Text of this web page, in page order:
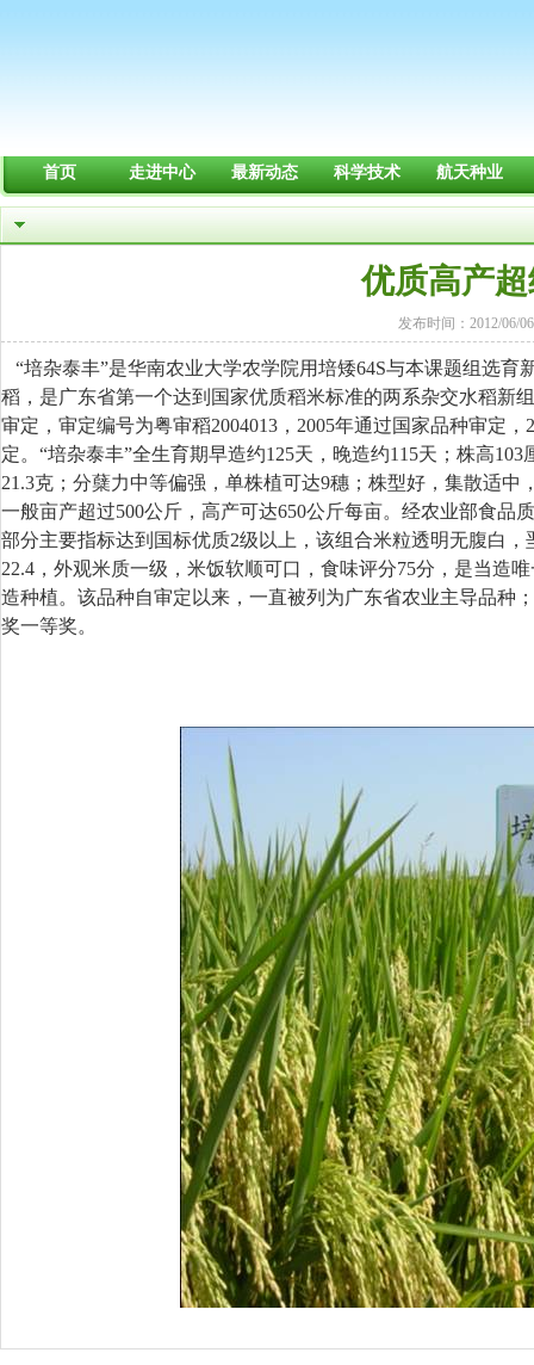
首页 走进中心 最新动态 科学技术 航天种业
优质高产
发布时间：2012/06/06
“培杂泰丰”是华南农业大学农学院用培矮64S与本课题组选
稻，是广东省第一个达到国家优质稻米标准的两系杂交水稻新
审定，审定编号为粤审稻2004013，2005年通过国家品种审定
定。“培杂泰丰”全生育期早造约125天，晚造约115天；株高
21.3克；分蘖力中等偏强，单株植可达9穗；株型好，集散适
一般亩产超过500公斤，高产可达650公斤每亩。经农业部食
部分主要指标达到国标优质2级以上，该组合米粒透明无腹白
22.4，外观米质一级，米饭软顺可口，食味评分75分，是当造
造种植。该品种自审定以来，一直被列为广东省农业主导品种
奖一等奖。